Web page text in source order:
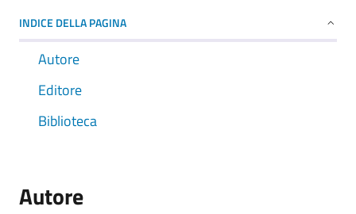
INDICE DELLA PAGINA
Autore
Editore
Biblioteca
Autore